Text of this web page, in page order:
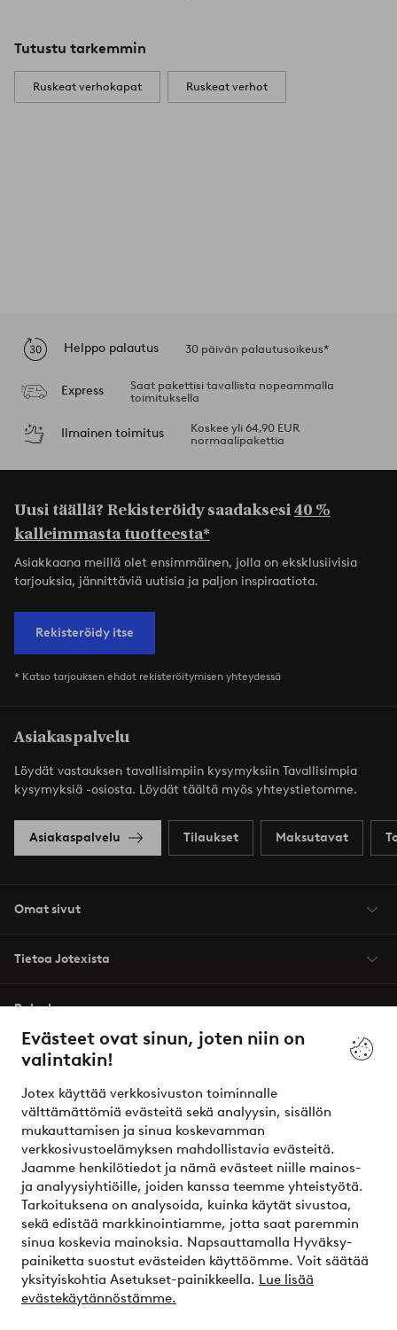
Evästeet ovat sinun, joten niin on
valintakin!
Jotex käyttää verkkosivuston toiminnalle
välttämättömiä evästeitä sekä analyysin, sisällön
mukauttamisen ja sinua koskevamman
verkkosivustoelämyksen mahdollistavia evästeitä.
Jaamme henkilötiedot ja nämä evästeet niille mainos-
ja analyysiyhtiöille, joiden kanssa teemme yhteistyötä.
Tarkoituksena on analysoida, kuinka käytät sivustoa,
sekä edistää markkinointiamme, jotta saat paremmin
sinua koskevia mainoksia. Napsauttamalla Hyväksy-
painiketta suostut evästeiden käyttöömme. Voit säätää
yksityiskohtia Asetukset-painikkeella. Lue lisää
evästekäytännöstämme.
Tutustu tarkemmin
Ruskeat verhokapat Ruskeat verhot
Helppo palautus 30 päivän palautusoikeus*
Express
Saat pakettisi tavallista nopeammalla
toimituksella
Ilmainen toimitus
Koskee yli 64,90 EUR
normaalipakettia
Uusi täällä? Rekisteröidy saadaksesi40 %
kalleimmasta tuotteesta*
Asiakkaana meillä olet ensimmäinen, jolla on eksklusiivisia
tarjouksia, jännittäviä uutisia ja paljon inspiraatiota.
Rekisteröidy itse
* Katso tarjouksen ehdot rekisteröitymisen yhteydessä
Asiakaspalvelu
Löydät vastauksen tavallisimpiin kysymyksiin Tavallisimpia
kysymyksiä -osiosta. Löydät täältä myös yhteystietomme.
Asiakaspalvelu Tilaukset Maksutavat
Omat sivut
Tietoa Jotexista
Palvelumme
Ehdot
Ystävät
Turvalliset maksut – maksa nyt tai erissä
Haluatko tietää lisää maksuvaihtoehdoistamme?
elpy